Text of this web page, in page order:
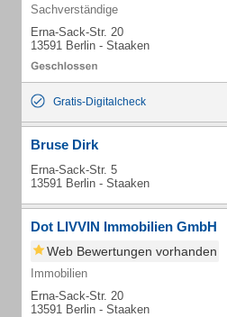
Sachverständige
Erna-Sack-Str. 20
13591 Berlin - Staaken
Gratis-Digitalcheck
Bruse Dirk
Erna-Sack-Str. 5
13591 Berlin - Staaken
Dot LIVVIN Immobilien GmbH
Web Bewertungen vorhanden
Immobilien
Erna-Sack-Str. 20
13591 Berlin - Staaken